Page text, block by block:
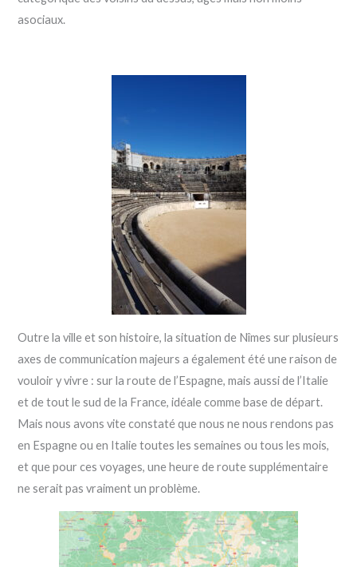
asociaux.
Outre la ville et son histoire, la situation de Nîmes sur plusieurs
axes de communication majeurs a également été une raison de
vouloir y vivre : sur la route de l’Espagne, mais aussi de l’Italie
et de tout le sud de la France, idéale comme base de départ.
Mais nous avons vite constaté que nous ne nous rendons pas
en Espagne ou en Italie toutes les semaines ou tous les mois,
et que pour ces voyages, une heure de route supplémentaire
ne serait pas vraiment un problème.